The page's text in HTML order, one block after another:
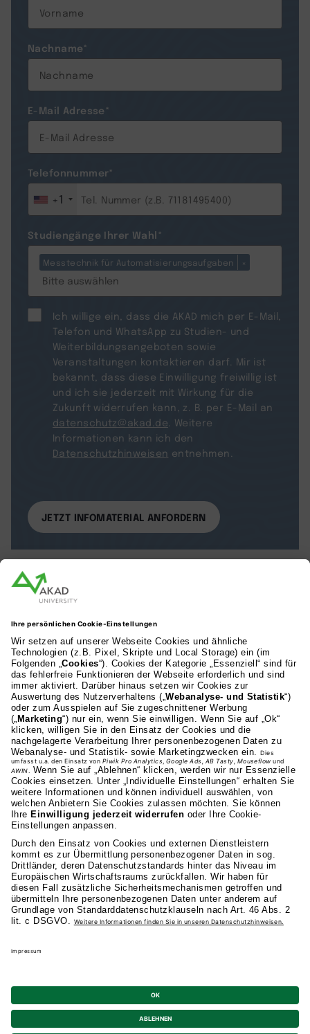
Nachname*
E-Mail Adresse *
Telefonnummer*
+1
Studiengänge Ihrer Wahl *
Messtechnik für Automatisierungsaufgaben ×
Ich willige ein, dass die AKAD mich per E-Mail,
Telefon und WhatsApp zu Studien- und
Weiterbildungsangeboten sowie
Veranstaltungen kontaktieren darf. Mir ist
bekannt, dass diese Einwilligung freiwillig ist
und ich sie jederzeit mit Wirkung für die
Zukunft widerrufen kann, z. B. per E-Mail an
datenschutz@akad.de . Weitere
Informationen kann ich den
Datenschutzhinweisen entnehmen.
AKAD Bildungsgesellschaft mbH
Heilbronner Strasse 86
70191 Stuttgart
0711 81495-400
Studienangebot
Fakultäten
AKAD
Datenschutz
Allgemeine Studienbedingungen